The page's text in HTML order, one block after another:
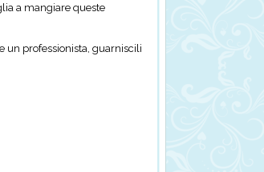
a mangiare queste
un professionista, guarniscili